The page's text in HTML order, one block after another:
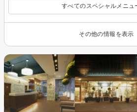
すべてのスペシャルメニュ
その他の情報を表示